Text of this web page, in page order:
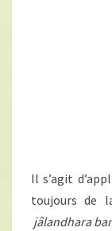
Il s’agit
toujours de
jâlandhara